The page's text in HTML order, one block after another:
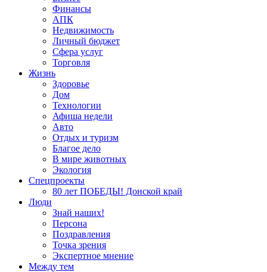
Финансы
АПК
Недвижимость
Личный бюджет
Сфера услуг
Торговля
Жизнь
Здоровье
Дом
Технологии
Афиша недели
Авто
Отдых и туризм
Благое дело
В мире животных
Экология
Спецпроекты
80 лет ПОБЕДЫ! Донской край
Люди
Знай наших!
Персона
Поздравления
Точка зрения
Экспертное мнение
Между тем